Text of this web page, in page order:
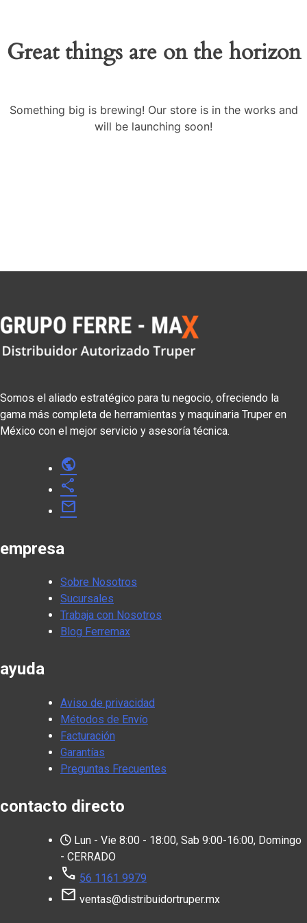
Great things are on the horizon
Something big is brewing! Our store is in the works and
will be launching soon!
Somos el aliado estratégico para tu negocio, ofreciendo la
gama más completa de herramientas y maquinaria Truper en
México con el mejor servicio y asesoría técnica.
public
share
mail
empresa
Sobre Nosotros
Sucursales
Trabaja con Nosotros
Blog Ferremax
ayuda
Aviso de privacidad
Métodos de Envío
Facturación
Garantías
Preguntas Frecuentes
contacto directo
Lun - Vie 8:00 - 18:00, Sab 9:00-16:00, Domingo
- CERRADO
call 56 1161 9979
mail ventas@distribuidortruper.mx